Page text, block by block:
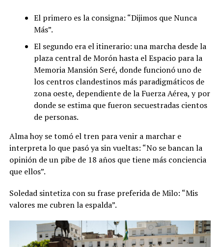
El primero es la consigna: “Dijimos que Nunca
Más”.
El segundo era el itinerario: una marcha desde la
plaza central de Morón hasta el Espacio para la
Memoria Mansión Seré, donde funcionó uno de
los centros clandestinos más paradigmáticos de
zona oeste, dependiente de la Fuerza Aérea, y por
donde se estima que fueron secuestradas cientos
de personas.
Alma hoy se tomó el tren para venir a marchar e
interpreta lo que pasó ya sin vueltas: “No se bancan la
opinión de un pibe de 18 años que tiene más conciencia
que ellos”.
Soledad sintetiza con su frase preferida de Milo: “Mis
valores me cubren la espalda”.